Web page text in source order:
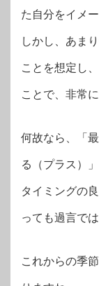
た自分をイメ
しかし、あま
ことを想定し
ことで、非常
何故なら、「
る（プラス）
タイミングの
っても過言で
これからの季